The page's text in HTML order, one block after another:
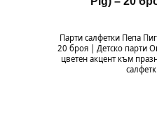
Парти салфетки Пепа
20 броя | Детско парти
цветен акцент към